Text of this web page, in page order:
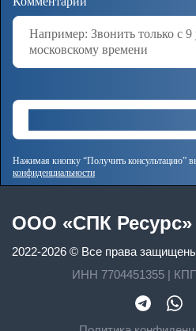
Нажимая кнопку “Получить консультацию”
конфиденциальности
OOO «СПК Ресурс»
2022-2026 © Все права
ИНН 7704451355 |